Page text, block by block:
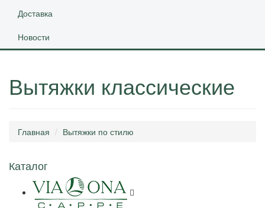
Доставка
Новости
Вытяжки классические
Главная Вытяжки по стилю
Каталог